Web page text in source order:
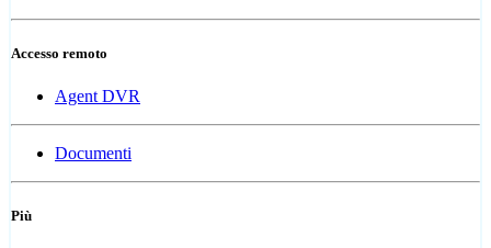
Accesso remoto
Agent DVR
Documenti
Più